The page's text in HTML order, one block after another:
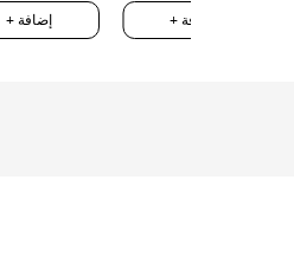
+ إضافة
+ إضافة